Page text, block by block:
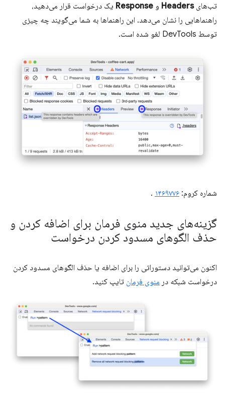
تب‌هایHeaders و Response یک درخواست قرار می‌دهید،
راهنماهایی را نشان می‌دهد. این راهنماها به شما می‌گویند چه چیزی
توسط DevTools لغو شده است.
شماره کروم: ۱۴۶۹۷۷۶ .
گزینه‌های جدید منوی فرمان برای اضافه کردن و
حذف الگوهای مسدود کردن درخواست
اکنون می‌توانید دستوراتی را برای اضافه یا حذف الگوهای مسدود کردن
درخواست شبکه در منوی فرمان تایپ کنید.